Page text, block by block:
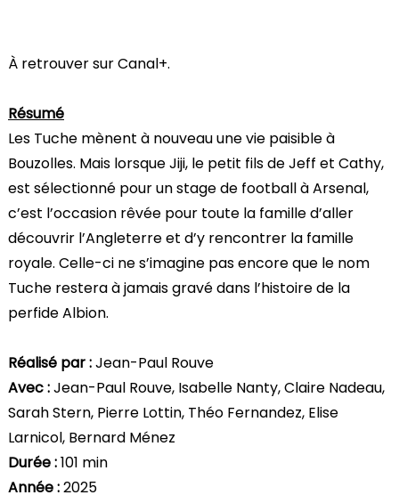
À retrouver sur Canal+.
Résumé
Les Tuche mènent à nouveau une vie paisible à
Bouzolles. Mais lorsque Jiji, le petit fils de Jeff et Cathy,
est sélectionné pour un stage de football à Arsenal,
c’est l’occasion rêvée pour toute la famille d’aller
découvrir l’Angleterre et d’y rencontrer la famille
royale. Celle-ci ne s’imagine pas encore que le nom
Tuche restera à jamais gravé dans l’histoire de la
perfide Albion.
Réalisé par :Jean-Paul Rouve
Avec :Jean-Paul Rouve, Isabelle Nanty, Claire Nadeau,
Sarah Stern, Pierre Lottin, Théo Fernandez, Elise
Larnicol, Bernard Ménez
Durée :101 min
Année :2025